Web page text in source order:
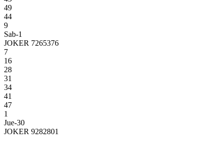
49
44
9
Sab-1
JOKER 7265376
7
16
28
31
34
41
47
1
Jue-30
JOKER 9282801